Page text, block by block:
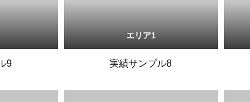
9
エリア1
実績サンプル8